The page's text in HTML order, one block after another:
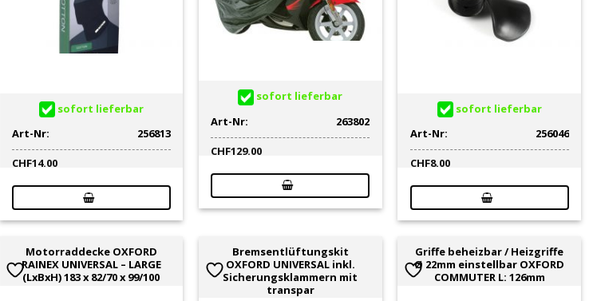
sofort lieferbar
Art-Nr:
256813
CHF14.00
sofort lieferbar
Art-Nr:
263802
CHF129.00
sofort lieferbar
Art-Nr:
256046
CHF8.00
Motorraddecke OXFORD
RAINEX UNIVERSAL – LARGE
(LxBxH) 183 x 82/70 x 99/100
Bremsentlüftungskit
OXFORD UNIVERSAL inkl.
Sicherungsklammern mit
transpar
Griffe beheizbar / Heizgriffe
Ø 22mm einstellbar OXFORD
COMMUTER L: 126mm